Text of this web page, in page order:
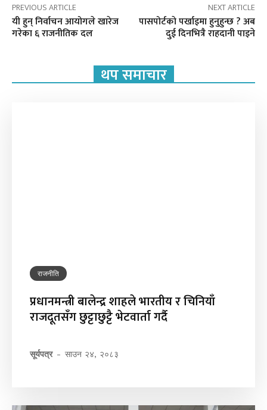
PREVIOUS ARTICLE
यी हुन् निर्वाचन आयोगले खारेज
गरेका ६ राजनीतिक दल
NEXT ARTICLE
पासपोर्टकाे पर्खाइमा हुनुहुन्छ ? अब
दुई दिनभित्रै राहदानी पाइने
थप समाचार
राजनीति
प्रधानमन्त्री बालेन्द्र शाहले भारतीय र चिनियाँ
राजदूतसँग छुट्टाछुट्टै भेटवार्ता गर्दै
सूर्यपत्र - साउन २४, २०८३